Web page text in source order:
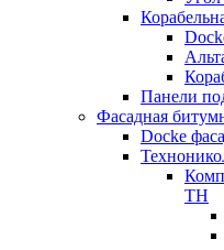
Панели
Фасадная
Docke
ТН